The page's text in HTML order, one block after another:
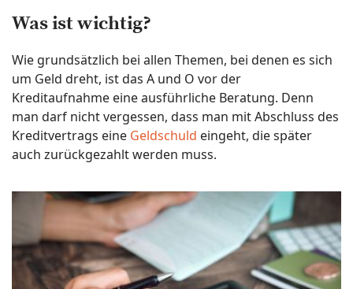
Was ist wichtig?
Wie grundsätzlich bei allen Themen, bei denen es sich
um Geld dreht, ist das A und O vor der
Kreditaufnahme eine ausführliche Beratung. Denn
man darf nicht vergessen, dass man mit Abschluss des
Kreditvertrags eine Geldschuld eingeht, die später
auch zurückgezahlt werden muss.